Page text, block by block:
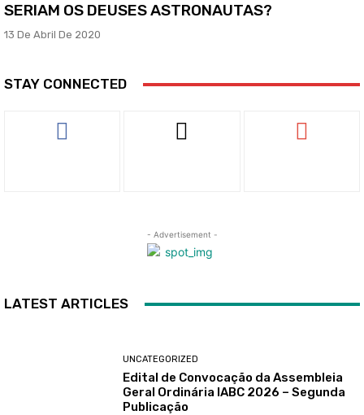
SERIAM OS DEUSES ASTRONAUTAS?
13 De Abril De 2020
STAY CONNECTED
- Advertisement -
LATEST ARTICLES
UNCATEGORIZED
Edital de Convocação da Assembleia
Geral Ordinária IABC 2026 – Segunda
Publicação